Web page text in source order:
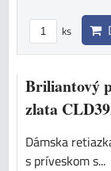
ks
Briliantový
zlata
Dámska
s príveskom s...